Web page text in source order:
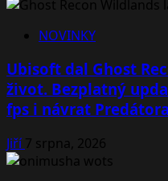
NOVINKY
Ubisoft dal Ghost
život. Bezplatný
fps i návrat Predátora
Jiří7 srpna, 2026